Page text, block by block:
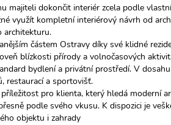
majiteli dokončit interiér zcela podle
využít kompletní interiérový návrh od
architekturu.
částem Ostravy díky své klidné
blízkosti přírody a volnočasových
bydlení a privátní prostředí. V
restaurací a sportovišť.
pro klienta, který hledá moderní
podle svého vkusu. K dispozici je
objektu i zahrady